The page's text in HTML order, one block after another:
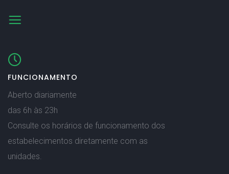
FUNCIONAMENTO
Aberto diariamente
das 6h às 23h
Consulte os horários de funcionamento dos
estabelecimentos diretamente com as
unidades.